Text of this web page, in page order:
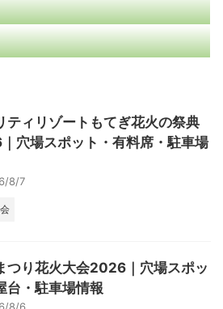
ティリゾートもてぎ花火の祭典
穴場スポット・有料席・駐車場
8/7
つり花火大会2026｜穴場スポッ
台・駐車場情報